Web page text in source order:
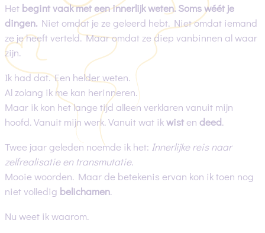
Het begint vaak met een innerlijk weten. Soms wéét je
dingen. Niet omdat je ze geleerd hebt. Niet omdat iemand
ze je heeft verteld. Maar omdat ze diep vanbinnen al waar
zijn.
Ik had dat. Een helder weten.
Al zolang ik me kan herinneren.
Maar ik kon het lange tijd alleen verklaren vanuit mijn
hoofd. Vanuit mijn werk. Vanuit wat ikwisten deed.
Twee jaar geleden noemde ik het: Innerlijke reis naar
zelfrealisatie en transmutatie.
Mooie woorden. Maar de betekenis ervan kon ik toen nog
niet volledig belichamen.
Nu weet ik waarom.